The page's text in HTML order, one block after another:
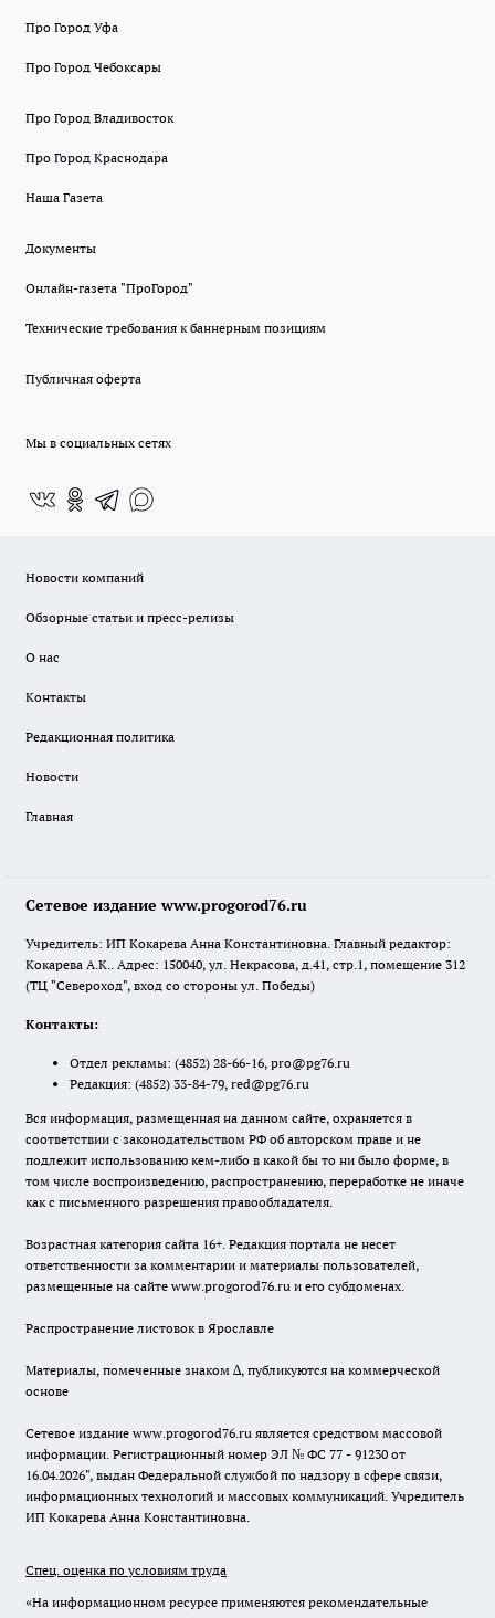
Про Город Уфа
Про Город Чебоксары
Про Город Владивосток
Про Город Краснодара
Наша Газета
Документы
Онлайн-газета "ПроГород"
Технические требования к баннерным позициям
Публичная оферта
Мы в социальных сетях
Новости компаний
Обзорные статьи и пресс-релизы
О нас
Контакты
Редакционная политика
Новости
Главная
Сетевое издание www.progorod76.ru
Учредитель: ИП Кокарева Анна Константиновна. Главный редактор:
Кокарева А.К.. Адрес: 150040, ул. Некрасова, д.41, стр.1, помещение 312
(ТЦ "Североход", вход со стороны ул. Победы)
Контакты:
Отдел рекламы: (4852) 28-66-16, pro@pg76.ru
Редакция: (4852) 33-84-79, red@pg76.ru
Вся информация, размещенная на данном сайте, охраняется в
соответствии с законодательством РФ об авторском праве и не
подлежит использованию кем-либо в какой бы то ни было форме, в
том числе воспроизведению, распространению, переработке не иначе
как с письменного разрешения правообладателя.
Возрастная категория сайта 16+. Редакция портала не несет
ответственности за комментарии и материалы пользователей,
размещенные на сайте www.progorod76.ru и его субдоменах.
Распространение листовок в Ярославле
Материалы, помеченные знаком ∆, публикуются на коммерческой
основе
Сетевое издание www.progorod76.ru является средством массовой
информации. Регистрационный номер ЭЛ № ФС 77 - 91230 от
16.04.2026", выдан Федеральной службой по надзору в сфере связи,
информационных технологий и массовых коммуникаций. Учредитель
ИП Кокарева Анна Константиновна.
Спец. оценка по условиям труда
«На информационном ресурсе применяются рекомендательные